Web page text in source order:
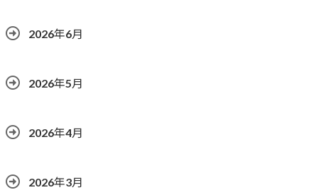
2026年6月
2026年5月
2026年4月
2026年3月